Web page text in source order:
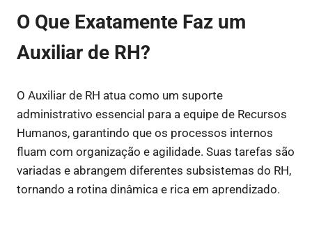
O Que Exatamente Faz um
Auxiliar de RH?
O Auxiliar de RH atua como um suporte
administrativo essencial para a equipe de Recursos
Humanos, garantindo que os processos internos
fluam com organização e agilidade. Suas tarefas são
variadas e abrangem diferentes subsistemas do RH,
tornando a rotina dinâmica e rica em aprendizado.